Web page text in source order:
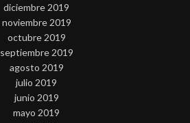
diciembre 2019
noviembre 2019
octubre 2019
septiembre 2019
agosto 2019
julio 2019
junio 2019
mayo 2019